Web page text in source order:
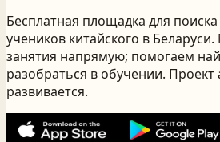
Бесплатная площадка для
учеников китайского в Беларуси.
занятия напрямую; помогаем
разобраться в обучении. Проект
развивается.